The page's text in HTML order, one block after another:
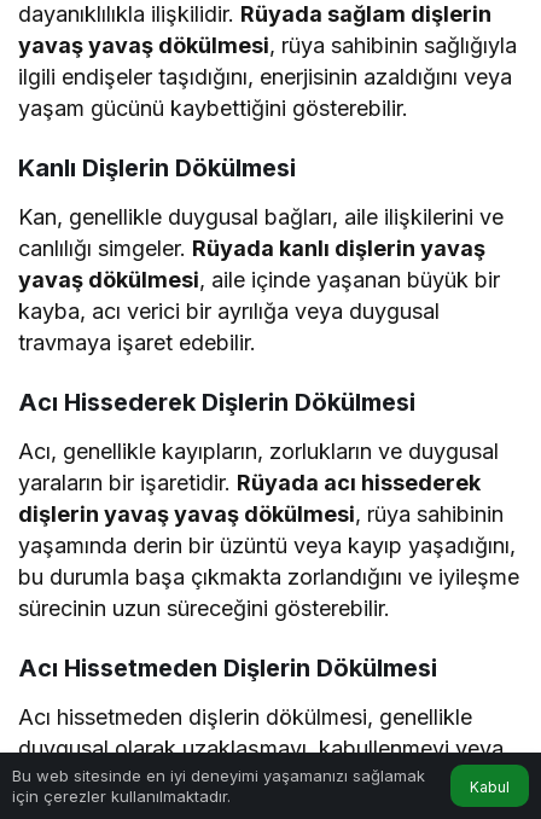
dayanıklılıkla ilişkilidir. Rüyada sağlam dişlerin
yavaş yavaş dökülmesi, rüya sahibinin sağlığıyla
ilgili endişeler taşıdığını, enerjisinin azaldığını veya
yaşam gücünü kaybettiğini gösterebilir.
Kanlı Dişlerin Dökülmesi
Kan, genellikle duygusal bağları, aile ilişkilerini ve
canlılığı simgeler. Rüyada kanlı dişlerin yavaş
yavaş dökülmesi, aile içinde yaşanan büyük bir
kayba, acı verici bir ayrılığa veya duygusal
travmaya işaret edebilir.
Acı Hissederek Dişlerin Dökülmesi
Acı, genellikle kayıpların, zorlukların ve duygusal
yaraların bir işaretidir. Rüyada acı hissederek
dişlerin yavaş yavaş dökülmesi, rüya sahibinin
yaşamında derin bir üzüntü veya kayıp yaşadığını,
bu durumla başa çıkmakta zorlandığını ve iyileşme
sürecinin uzun süreceğini gösterebilir.
Acı Hissetmeden Dişlerin Dökülmesi
Acı hissetmeden dişlerin dökülmesi, genellikle
duygusal olarak uzaklaşmayı, kabullenmeyi veya
bir şeylerden vazgeçmeyi simgeler.Rüyada acı
hissetmeden dişlerin yavaş yavaş dökülmesi,
Bu web sitesinde en iyi deneyimi yaşamanızı sağlamak
için çerezler kullanılmaktadır.
Kabul
Anasayfa Hesabım